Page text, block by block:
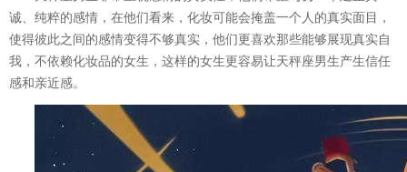
诚、纯粹的感情，在他们看来，化妆可能会掩盖一个人的真实面目，
使得彼此之间的感情变得不够真实，他们更喜欢那些能够展现真实自
我，不依赖化妆品的女生，这样的女生更容易让天秤座男生产生信任
感和亲近感。